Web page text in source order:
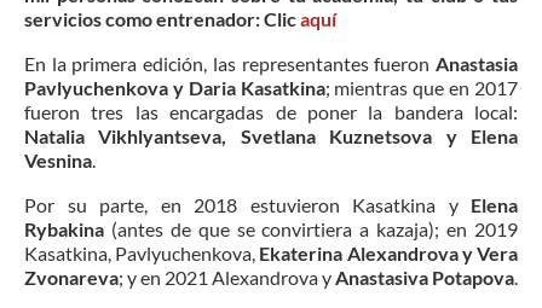
servicios como entrenador: Clic aquí
En la primera edición, las representantes fueron Anastasia
Pavlyuchenkova y Daria Kasatkina; mientras que en 2017
fueron tres las encargadas de poner la bandera local:
Natalia Vikhlyantseva, Svetlana Kuznetsova y Elena
Vesnina
Por su parte, en 2018 estuvieron Kasatkina y Elena
Rybakina (antes de que se convirtiera a kazaja); en 2019
Kasatkina, Pavlyuchenkova, Ekaterina Alexandrova y Vera
Zvonareva; y en 2021 Alexandrova y Anastasiva Potapova